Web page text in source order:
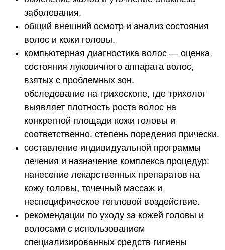
заболевания.
общий внешний осмотр и анализ состояния
волос и кожи головы.
компьютерная диагностика волос — оценка
состояния луковичного аппарата волос,
взятых с проблемных зон.
обследование на трихоскопе, где трихолог
выявляет плотность роста волос на
конкретной площади кожи головы и
соответственно. степень поредения прически.
составление индивидуальной программы
лечения и назначение комплекса процедур:
нанесение лекарственных препаратов на
кожу головы, точечный массаж и
неспецифическое тепловой воздействие.
рекомендации по уходу за кожей головы и
волосами с использованием
специализированных средств гигиены